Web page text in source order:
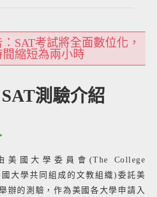
SAT考試將全面數位化，
間縮短為兩小時
測驗介紹
美國大學委員會(The College
大學共同組成的文教組織)委託美
辦的測驗，作為美國各大學申請入